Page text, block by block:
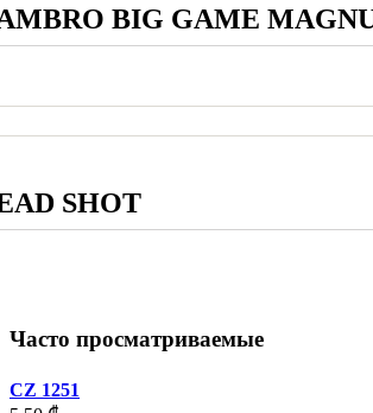
BIG GAME
SHOT
Часто просматриваемые
CZ 1251